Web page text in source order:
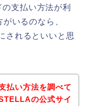
支払い方法が利
いるのなら、
されるといいと思
払い方法を調べて
の公式サイ